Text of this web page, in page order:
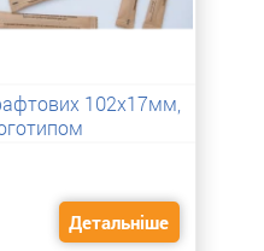
102х17мм,
Детальніше